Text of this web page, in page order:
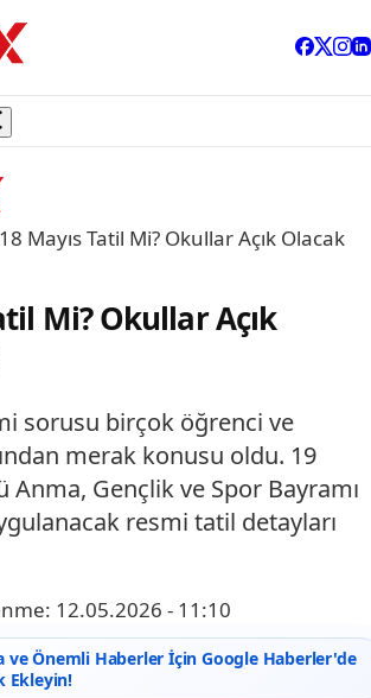
18 Mayıs Tatil Mi? Okullar Açık Olacak
Mi? Okullar Açık
sorusu birçok öğrenci ve
merak konusu oldu. 19
Anma, Gençlik ve Spor Bayramı
resmi tatil detayları
12.05.2026 - 11:10
ve Önemli Haberler İçin Google Haberler'de
Ekleyin!